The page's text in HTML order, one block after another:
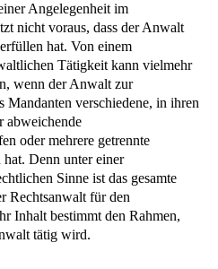
Angelegenheit im
nicht voraus, dass der Anwalt
hat. Von einem
Tätigkeit kann vielmehr
wenn der Anwalt zur
Mandanten verschiedene, in ihren
abweichende
oder mehrere getrennte
Denn unter einer
Sinne ist das gesamte
Rechtsanwalt für den
Inhalt bestimmt den Rahmen,
tätig wird.